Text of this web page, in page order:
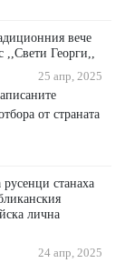
вече
,,Свети Георги,,
25 апр, 2025
от страната
станаха
лична
24 апр, 2025